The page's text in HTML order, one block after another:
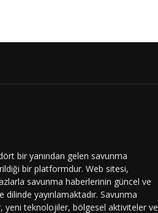
bir yanından gelen savunma
bir platformdur. Web sitesi,
savunma haberlerinin güncel ve
dilinde yayınlamaktadır. Savunma
yeni teknolojiler, bölgesel aktiviteler ve